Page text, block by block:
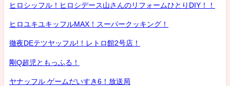
ヒロシッフル！ヒロシデース山さんのリフォームひとりDIY！！
ヒロユキユキッフルMAX！スーパークッキング！
徹夜DEテツヤッフル!！レトロ館2号店！
剛Q超児ともっふる！
ヤナッフル ゲームだいすき6！放送局